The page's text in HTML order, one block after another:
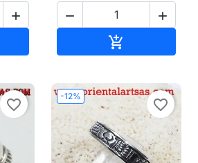
  

favorite_border
-12%
favorite_border